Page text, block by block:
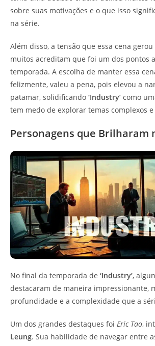
sobre suas motivações e o que isso
na série.
Além disso, a tensão que essa cena
muitos acreditam que foi um dos pontos
temporada. A escolha de manter essa
felizmente, valeu a pena, pois elevou a
patamar, solidificando ‘Industry’ como
tem medo de explorar temas complexos
Personagens que Brilharam
No final da temporada de ‘Industry’,
destacaram de maneira impressionante,
profundidade e a complexidade que a
Um dos grandes destaques foi Eric Tao,
Leung. Sua habilidade de navegar entre